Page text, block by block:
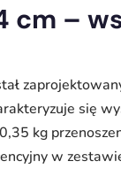
cm –
się
kg
w